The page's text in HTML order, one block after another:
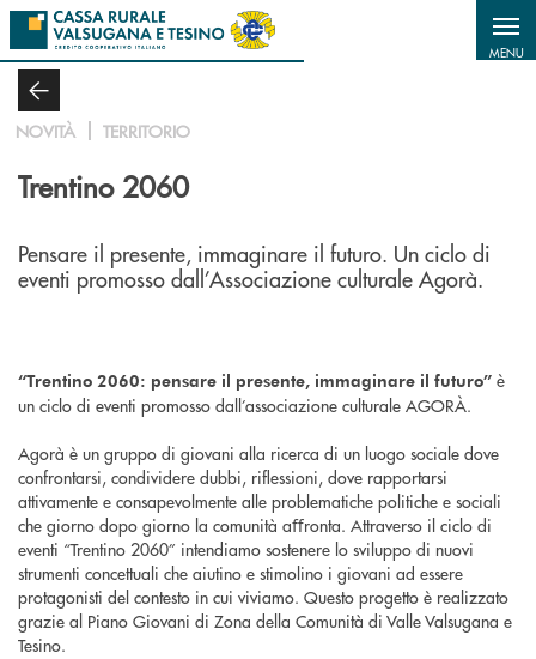
Salta al contenuto principale
MENU
NOVITÀ TERRITORIO
Trentino 2060
Pensare il presente, immaginare il futuro. Un ciclo di
eventi promosso dall’Associazione culturale Agorà.
“Trentino 2060: pensare il presente, immaginare il futuro” è
un ciclo di eventi promosso dall’associazione culturale AGORÀ.
Agorà è un gruppo di giovani alla ricerca di un luogo sociale dove
confrontarsi, condividere dubbi, riﬂessioni, dove rapportarsi
attivamente e consapevolmente alle problematiche politiche e sociali
che giorno dopo giorno la comunità aﬀronta. Attraverso il ciclo di
eventi “Trentino 2060” intendiamo sostenere lo sviluppo di nuovi
strumenti concettuali che aiutino e stimolino i giovani ad essere
protagonisti del contesto in cui viviamo. Questo progetto è realizzato
grazie al Piano Giovani di Zona della Comunità di Valle Valsugana e
Tesino.